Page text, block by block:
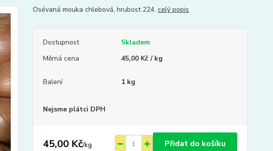
Osévaná mouka chlebová, hrubost 224. celý popis
Dostupnost
Skladem
Měrná cena
45,00 Kč / kg
Balení 1 kg
Nejsme plátci DPH
45,00 Kč/kg Přidat do košíku